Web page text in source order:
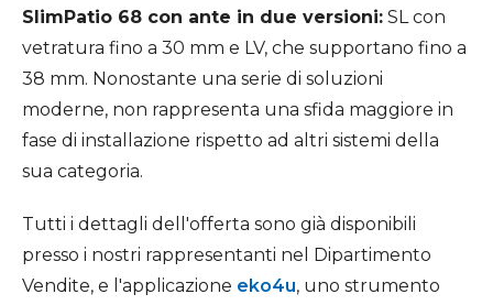
SlimPatio 68 con ante in due versioni: SL con
vetratura fino a 30 mm e LV, che supportano fino a
38 mm. Nonostante una serie di soluzioni
moderne, non rappresenta una sfida maggiore in
fase di installazione rispetto ad altri sistemi della
sua categoria.
Tutti i dettagli dell'offerta sono già disponibili
presso i nostri rappresentanti nel Dipartimento
Vendite, e l'applicazione eko4u, uno strumento